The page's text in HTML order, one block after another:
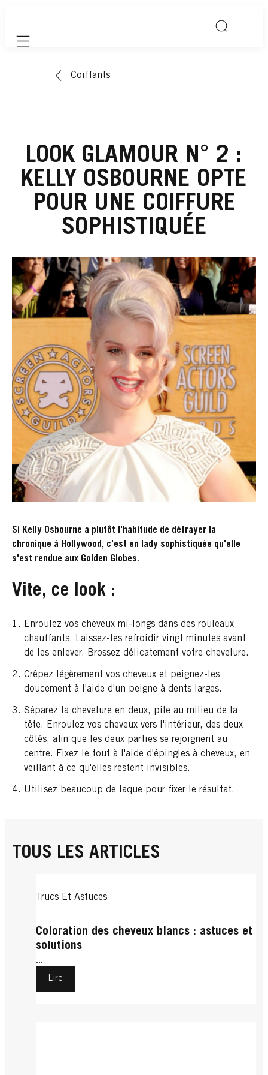
Mobile navigation
Coiffants
LOOK GLAMOUR N° 2 :
KELLY OSBOURNE OPTE
POUR UNE COIFFURE
SOPHISTIQUÉE
Si Kelly Osbourne a plutôt l'habitude de défrayer la
chronique à Hollywood, c'est en lady sophistiquée qu'elle
s'est rendue aux Golden Globes.
Vite, ce look :
Enroulez vos cheveux mi-longs dans des rouleaux
chauffants. Laissez-les refroidir vingt minutes avant
de les enlever. Brossez délicatement votre chevelure.
Crêpez légèrement vos cheveux et peignez-les
doucement à l'aide d'un peigne à dents larges.
Séparez la chevelure en deux, pile au milieu de la
tête. Enroulez vos cheveux vers l'intérieur, des deux
côtés, afin que les deux parties se rejoignent au
centre. Fixez le tout à l'aide d'épingles à cheveux, en
veillant à ce qu'elles restent invisibles.
Utilisez beaucoup de laque pour fixer le résultat.
TOUS LES ARTICLES
Trucs Et Astuces
Coloration des cheveux blancs : astuces et
solutions
...
Lire